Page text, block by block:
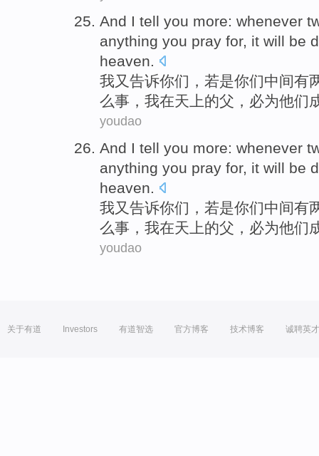
And I tell you more: whenever
anything you pray for, it will be
heaven.
我又告诉你们 ， 若是你们中间有
么事， 我在天上的父 ， 必为他们
youdao
And I tell you more: whenever
anything you pray for, it will be
heaven.
我又告诉你们 ， 若是你们中间有
么事， 我在天上的父 ， 必为他们
youdao
关于有道 Investors 有道智选 官方博客 技术博客 诚聘英才